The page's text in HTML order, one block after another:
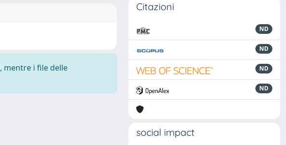
, mentre i file delle
Citazioni
ND
ND
ND
ND
social impact